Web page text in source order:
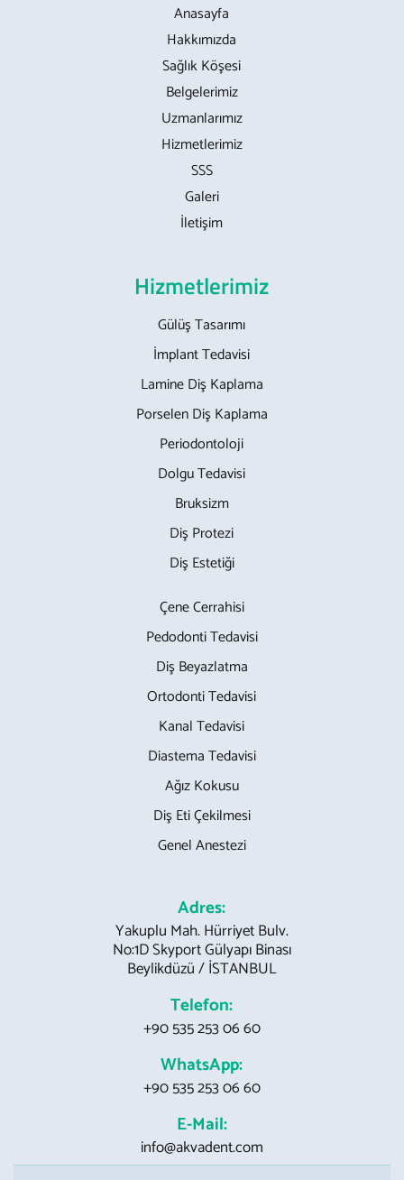
Anasayfa
Hakkımızda
Sağlık Köşesi
Belgelerimiz
Uzmanlarımız
Hizmetlerimiz
SSS
Galeri
İletişim
Hizmetlerimiz
Gülüş Tasarımı
İmplant Tedavisi
Lamine Diş Kaplama
Porselen Diş Kaplama
Periodontoloji
Dolgu Tedavisi
Bruksizm
Diş Protezi
Diş Estetiği
Çene Cerrahisi
Pedodonti Tedavisi
Diş Beyazlatma
Ortodonti Tedavisi
Kanal Tedavisi
Diastema Tedavisi
Ağız Kokusu
Diş Eti Çekilmesi
Genel Anestezi
Adres:
Yakuplu Mah. Hürriyet Bulv.
No:1D Skyport Gülyapı Binası
Beylikdüzü / İSTANBUL
Telefon:
+90 535 253 06 60
WhatsApp:
+90 535 253 06 60
E-Mail:
info@akvadent.com